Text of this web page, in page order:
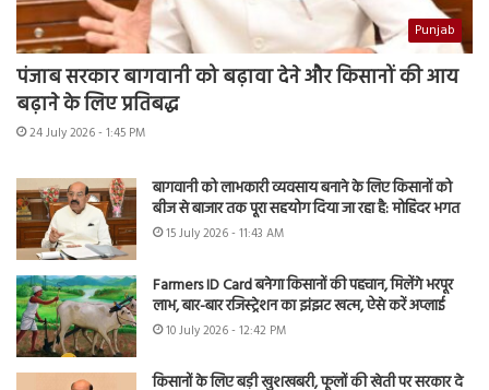
Punjab
पंजाब सरकार बागवानी को बढ़ावा देने और किसानों की आय
बढ़ाने के लिए प्रतिबद्ध
24 July 2026 - 1:45 PM
बागवानी को लाभकारी व्यवसाय बनाने के लिए किसानों को
बीज से बाजार तक पूरा सहयोग दिया जा रहा है: मोहिंदर भगत
15 July 2026 - 11:43 AM
Farmers ID Card बनेगा किसानों की पहचान, मिलेंगे भरपूर
लाभ, बार-बार रजिस्ट्रेशन का झंझट खत्म, ऐसे करें अप्लाई
10 July 2026 - 12:42 PM
किसानों के लिए बड़ी खुशखबरी, फूलों की खेती पर सरकार दे